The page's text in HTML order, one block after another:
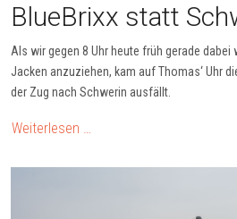
BlueBrixx statt
Als wir gegen 8 Uhr heute früh gerade dabei
Jacken anzuziehen, kam auf Thomas‘ Uhr
der Zug nach Schwerin ausfällt.
Weiterlesen …